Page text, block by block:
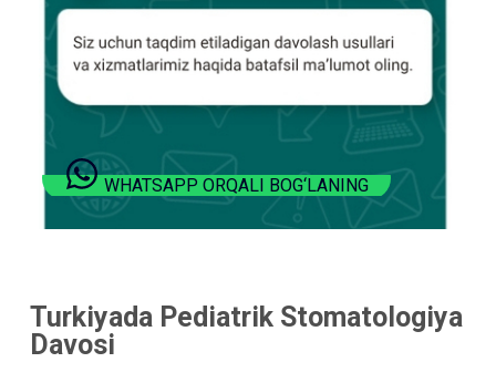
WHATSAPP ORQALI BOG‘LANING
Turkiyada Pediatrik Stomatologiya
Davosi